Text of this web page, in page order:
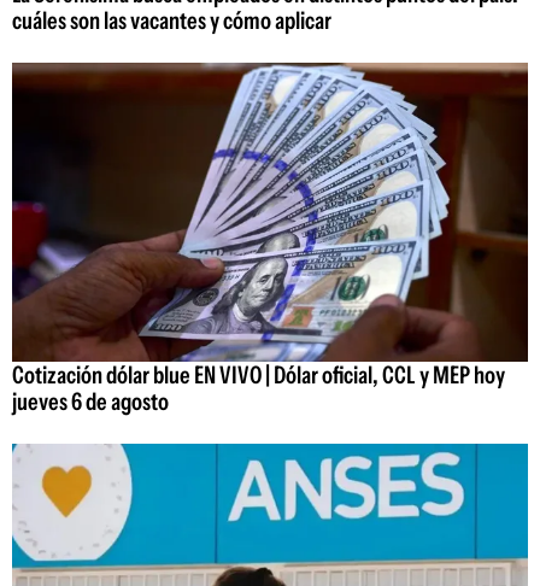
cuáles son las vacantes y cómo aplicar
Cotización dólar blue EN VIVO | Dólar oficial, CCL y MEP hoy
jueves 6 de agosto